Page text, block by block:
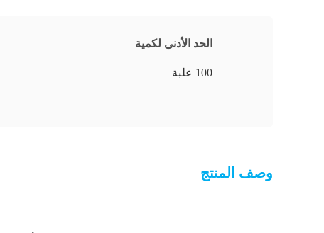
الحد الأدنى لكمية
100 علبة
وصف المنتج